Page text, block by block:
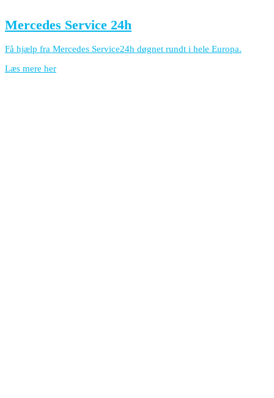
Mercedes Service 24h
Få hjælp fra Mercedes Service24h døgnet rundt i hele Europa.
Læs mere her